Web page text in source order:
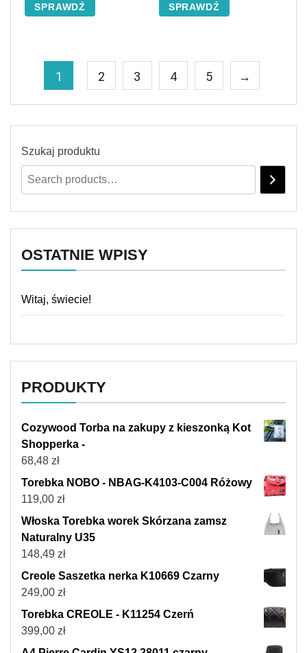
SPRAWDŹ SPRAWDŹ
1 2 3 4 5 →
Szukaj produktu
OSTATNIE WPISY
Witaj, świecie!
PRODUKTY
Cozywood Torba na zakupy z kieszonką Kot
Shopperka -
68,48 zł
Torebka NOBO - NBAG-K4103-C004 Różowy
119,00 zł
Włoska Torebka worek Skórzana zamsz
Naturalny U35
148,49 zł
Creole Saszetka nerka K10669 Czarny
249,00 zł
Torebka CREOLE - K11254 Czerń
399,00 zł